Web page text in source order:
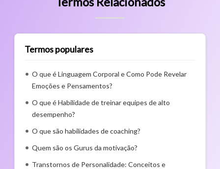
Termos populares
O que é Linguagem Corporal e Como Pode Revelar
Emoções e Pensamentos?
O que é Habilidade de treinar equipes de alto
desempenho?
O que são habilidades de coaching?
Quem são os Gurus da motivação?
Transtornos de Personalidade: Conceitos e